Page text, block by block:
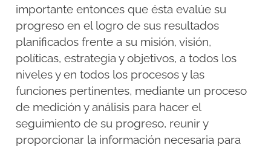
importante entonces que ésta evalúe su
progreso en el logro de sus resultados
planificados frente a su misión, visión,
políticas, estrategia y objetivos, a todos los
niveles y en todos los procesos y las
funciones pertinentes, mediante un proceso
de medición y análisis para hacer el
seguimiento de su progreso, reunir y
proporcionar la información necesaria para